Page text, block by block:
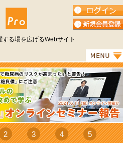
る場を広げるWebサイト
2 3 4 5